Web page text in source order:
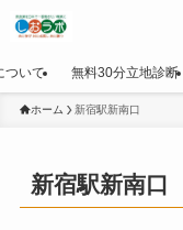
ついて 無料30分立地診断
ホーム 新宿駅新南口
新宿駅新南口